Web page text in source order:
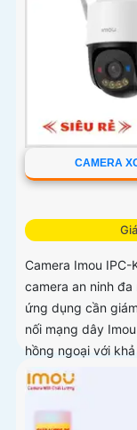
CAMERA
Camera Imou IPC-
camera an ninh
ứng dụng cần
nối mạng dây
hồng ngoại với